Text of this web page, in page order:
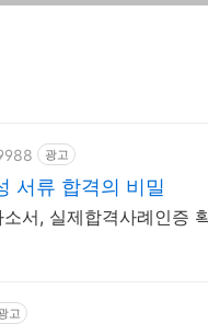
광고
서류 합격의 비밀
서, 실제합격사례인증
고